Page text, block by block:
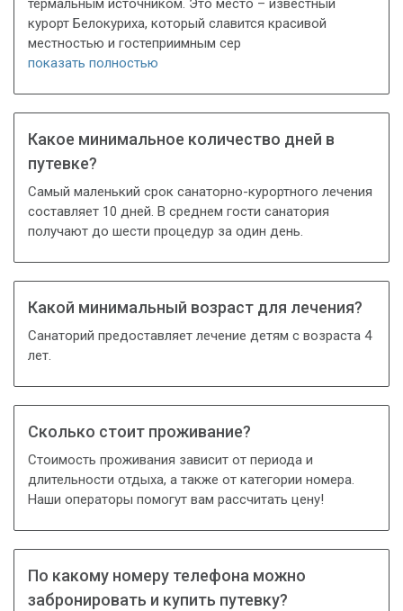
термальным источником. Это место – известный
курорт Белокуриха, который славится красивой
местностью и гостеприимным сер
показать полностью
Какое минимальное количество дней в
путевке?
Самый маленький срок санаторно-курортного лечения
составляет 10 дней. В среднем гости санатория
получают до шести процедур за один день.
Какой минимальный возраст для лечения?
Санаторий предоставляет лечение детям с возраста 4
лет.
Сколько стоит проживание?
Стоимость проживания зависит от периода и
длительности отдыха, а также от категории номера.
Наши операторы помогут вам рассчитать цену!
По какому номеру телефона можно
забронировать и купить путевку?